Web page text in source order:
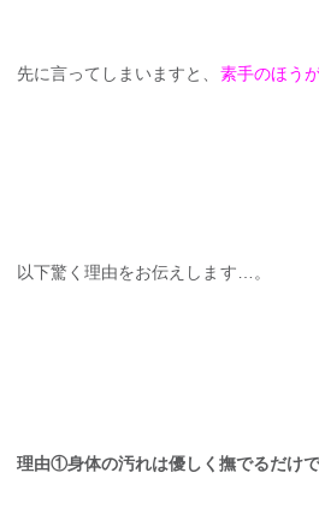
先に言ってしまいますと、 素手のほう
以下驚く理由をお伝えします…。
理由①身体の汚れは優しく撫でるだけ